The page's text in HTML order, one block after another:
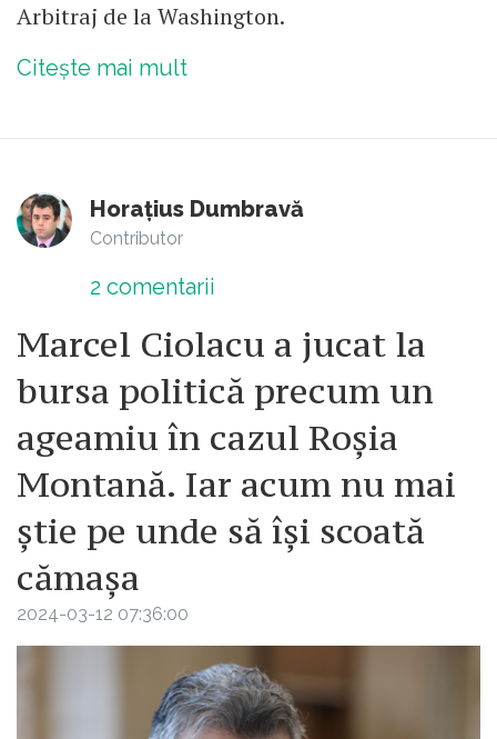
Arbitraj de la Washington.
Citește mai mult
Horațius Dumbravă
Contributor
2 comentarii
Marcel Ciolacu a jucat la
bursa politică precum un
ageamiu în cazul Roșia
Montană. Iar acum nu mai
știe pe unde să își scoată
cămașa
2024-03-12 07:36:00